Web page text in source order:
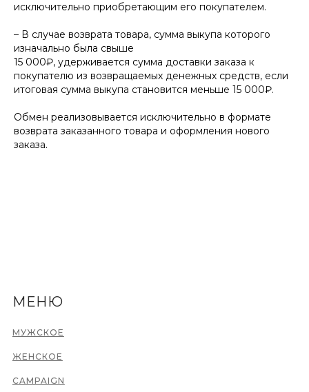
исключительно приобретающим его покупателем.
– В случае возврата товара, сумма выкупа которого
изначально была свыше
15 000₽, удерживается сумма доставки заказа к
покупателю из возвращаемых денежных средств, если
итоговая сумма выкупа становится меньше 15 000₽.
Обмен реализовывается исключительно в формате
возврата заказанного товара и оформления нового
заказа.
МУЖСКОЕ
ЖЕНСКОЕ
CAMPAIGN
МЕНЮ